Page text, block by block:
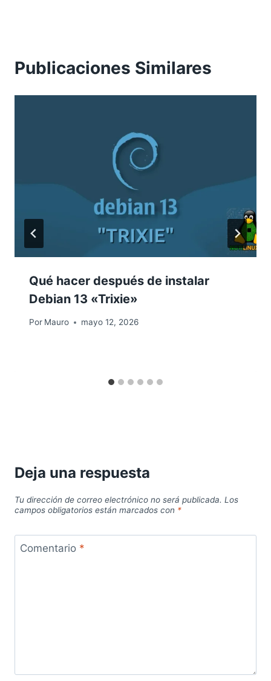
Publicaciones Similares
Qué hacer después de instalar
Debian 13 «Trixie»
Por Mauro mayo 12, 2026
Deja una respuesta
Tu dirección de correo electrónico no será publicada. Los
campos obligatorios están marcados con *
Comentario *